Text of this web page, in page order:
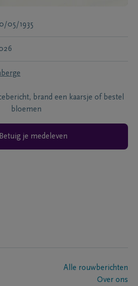
05/1935
brand een kaarsje of bestel
bloemen
Betuig je medeleven
Alle rouwberichten
Over ons